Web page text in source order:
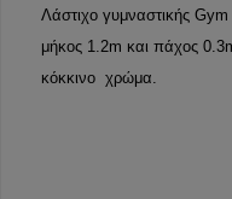
Λάστιχο γυμναστικής
μήκος 1.2m και πάχος
κόκκινο χρώμα.